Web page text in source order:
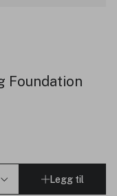
Foundation
Legg til